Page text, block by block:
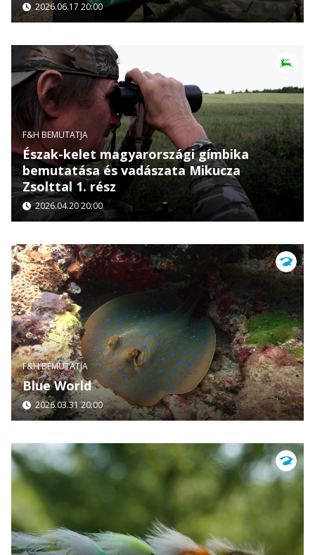
2026.06.17 20:00
F&H BEMUTATJA
Észak-kelet magyarországi gímbika
bemutatása és vadászata Mikucza
Zsolttal 1. rész
2026.04.20 20:00
F&H BEMUTATJA
Blue World
2026.03.31 20:00